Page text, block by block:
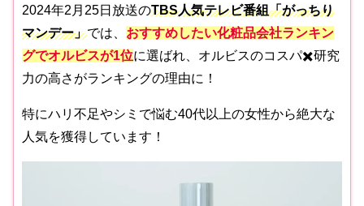
2024年2月25日放送のTBS人気テレビ番組「がっちり
マンデー」では、 おすすめしたい化粧品会社ランキン
グでオルビスが1位に選ばれ、オルビスのコスパ✖️研究
力の高さがランキングの理由に！
特にハリ不足やシミで悩む40代以上の女性から絶大な
人気を獲得しています！